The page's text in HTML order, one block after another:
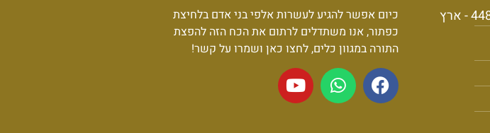
יצהר, ד.נ אפרים, מיקוד: 4483100 - ארץ
כיום אפשר להגיע לעשרות אלפי בני אדם בלחיצת
כפתור, אנו משתדלים לרתום את הכח הזה להפצת
התורה במגוון כלים, לחצו כאן ושמרו על קשר!